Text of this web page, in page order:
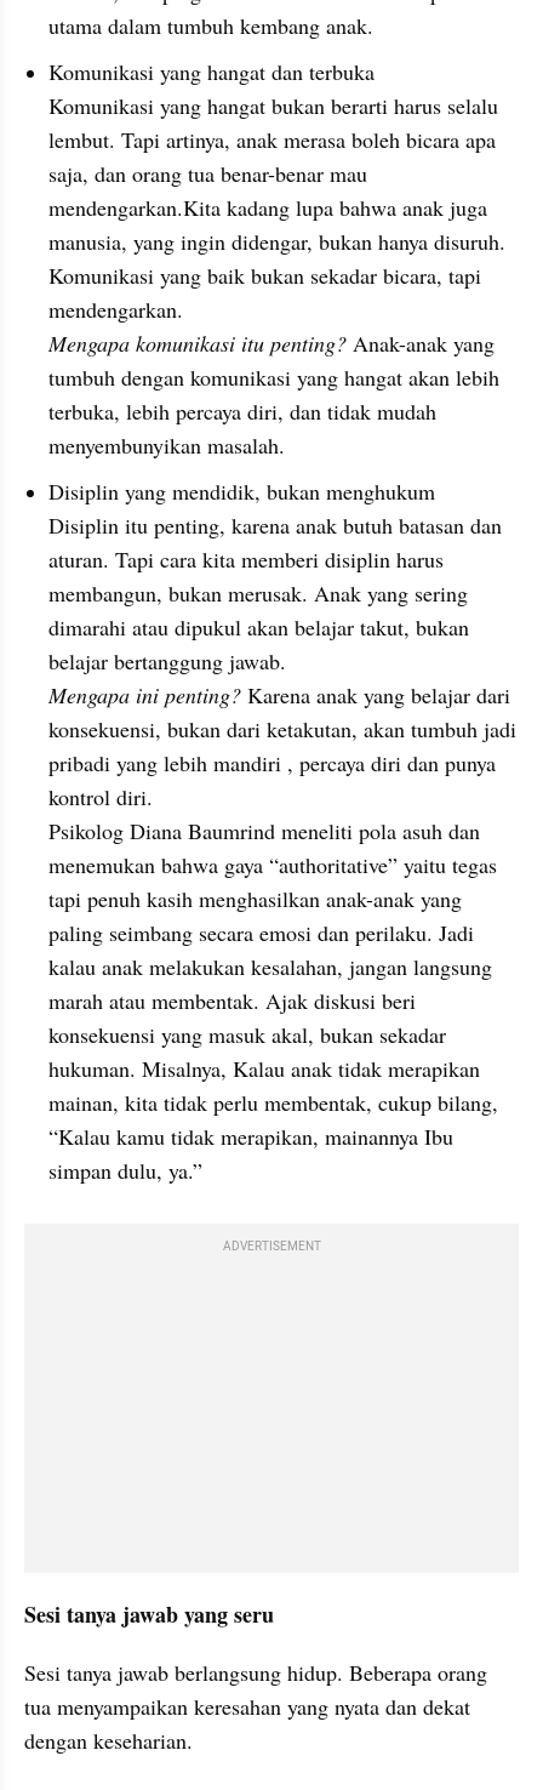
utama dalam tumbuh kembang anak.
Komunikasi yang hangat dan terbuka
Komunikasi yang hangat bukan berarti harus selalu
lembut. Tapi artinya, anak merasa boleh bicara apa
saja, dan orang tua benar-benar mau
mendengarkan.Kita kadang lupa bahwa anak juga
manusia, yang ingin didengar, bukan hanya disuruh.
Komunikasi yang baik bukan sekadar bicara, tapi
mendengarkan.
Mengapa komunikasi itu penting? Anak-anak yang
tumbuh dengan komunikasi yang hangat akan lebih
terbuka, lebih percaya diri, dan tidak mudah
menyembunyikan masalah.
Disiplin yang mendidik, bukan menghukum
Disiplin itu penting, karena anak butuh batasan dan
aturan. Tapi cara kita memberi disiplin harus
membangun, bukan merusak. Anak yang sering
dimarahi atau dipukul akan belajar takut, bukan
belajar bertanggung jawab.
Mengapa ini penting? Karena anak yang belajar dari
konsekuensi, bukan dari ketakutan, akan tumbuh jadi
pribadi yang lebih mandiri , percaya diri dan punya
kontrol diri.
Psikolog Diana Baumrind meneliti pola asuh dan
menemukan bahwa gaya “authoritative” yaitu tegas
tapi penuh kasih menghasilkan anak-anak yang
paling seimbang secara emosi dan perilaku. Jadi
kalau anak melakukan kesalahan, jangan langsung
marah atau membentak. Ajak diskusi beri
konsekuensi yang masuk akal, bukan sekadar
hukuman. Misalnya, Kalau anak tidak merapikan
mainan, kita tidak perlu membentak, cukup bilang,
“Kalau kamu tidak merapikan, mainannya Ibu
simpan dulu, ya.”
ADVERTISEMENT
Sesi tanya jawab yang seru
Sesi tanya jawab berlangsung hidup. Beberapa orang
tua menyampaikan keresahan yang nyata dan dekat
dengan keseharian.